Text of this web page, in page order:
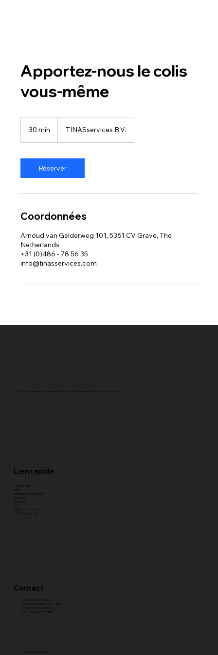
Votre partenaire logistique entre les Pays-Bas et la République Démocratique du Congo
Lien rapide
Achat
Importation et exportation
Stockage
Transport
Etc
Veuillez nous contacter
Conditions générales
Contact
Visite sur rendez-vous
Du lundi au samedi: 09h00 - 17h00
Arnoud van Gelderweg 101
5361 CV Grave (Pays-Bas)
+31 (0)486 - 78 56 35
Apportez-nous le colis
vous-même
30 min
i
n
TINASservices B.V.
Réserver
Coordonnées
Arnoud van Gelderweg 101, 5361 CV Grave, The
Netherlands
+31 (0)486 - 78 56 35
info@tinasservices.com